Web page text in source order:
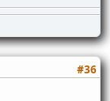
#36